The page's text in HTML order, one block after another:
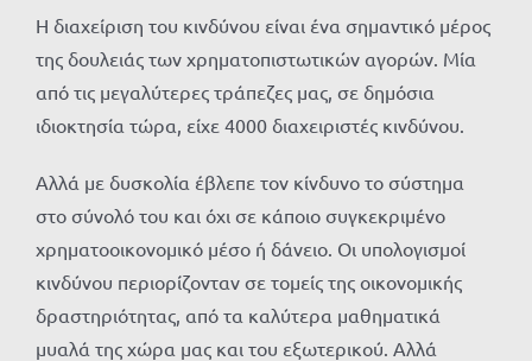
Η διαχείριση του κινδύνου είναι ένα σημαντικό μέρος
της δουλειάς των χρηματοπιστωτικών αγορών. Μία
από τις μεγαλύτερες τράπεζες μας, σε δημόσια
ιδιοκτησία τώρα, είχε 4000 διαχειριστές κινδύνου.
Αλλά με δυσκολία έβλεπε τον κίνδυνο το σύστημα
στο σύνολό του και όχι σε κάποιο συγκεκριμένο
χρηματοοικονομικό μέσο ή δάνειο. Οι υπολογισμοί
κινδύνου περιορίζονταν σε τομείς της οικονομικής
δραστηριότητας, από τα καλύτερα μαθηματικά
μυαλά της χώρα μας και του εξωτερικού. Αλλά